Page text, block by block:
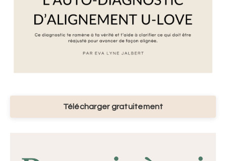
Télécharger gratuitement